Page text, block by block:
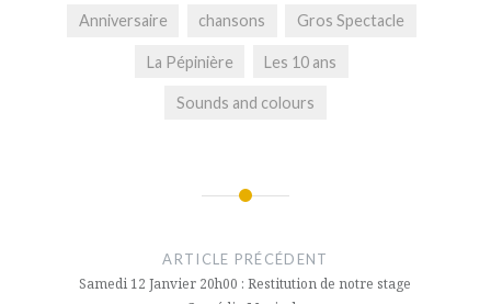
Anniversaire chansons Gros Spectacle
La Pépinière Les 10 ans
Sounds and colours
l’article
ARTICLE PRÉCÉDENT
Samedi 12 Janvier 20h00 : Restitution de notre stage